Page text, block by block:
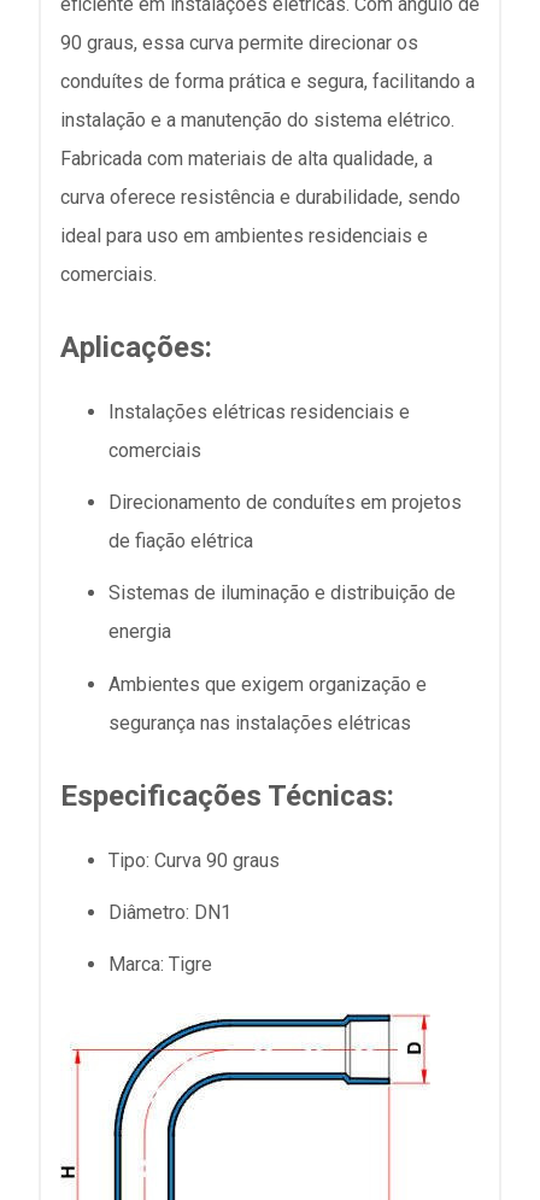
90 graus, essa curva permite direcionar os
conduítes de forma prática e segura, facilitando a
instalação e a manutenção do sistema elétrico.
Fabricada com materiais de alta qualidade, a
curva oferece resistência e durabilidade, sendo
ideal para uso em ambientes residenciais e
comerciais.
Aplicações:
Instalações elétricas residenciais e
comerciais
Direcionamento de conduítes em projetos
de fiação elétrica
Sistemas de iluminação e distribuição de
energia
Ambientes que exigem organização e
segurança nas instalações elétricas
Especificações Técnicas:
Tipo: Curva 90 graus
Diâmetro: DN1
Marca: Tigre